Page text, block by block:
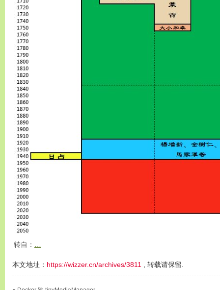
转自：
本文地址： https://wizzer.cn/archives/3811 , 转载请保留.